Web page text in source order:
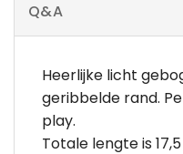
Q&A
Heerlijke licht
geribbelde rand.
play.
Totale lengte is